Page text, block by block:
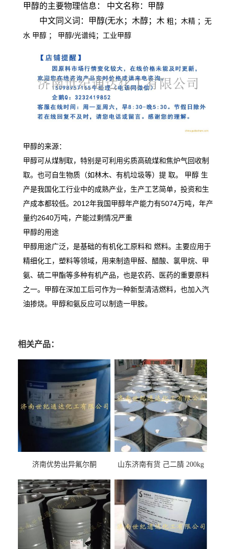
甲醇的主要物理信息： 中文名称：甲醇
中文同义词：甲醇(无水；木醇；木 粗；木精 ；无
水 甲醇 ； 甲醇/光谱纯；工业甲醇
甲醇的来源：
甲醇可从煤制取，特别是可利用劣质高硫煤和焦炉气回收制
取。也可自生物质（如林木、有机垃圾等）提 取。 甲醇 生
产是我国化工行业中的成熟产业，生产工艺简单，投资和生
产成本都较低。2012年我国甲醇年产能力有5074万吨，年产
量约2640万吨，产能过剩情况严重
甲醇的用途
甲醇用途广泛，是基础的有机化工原料和 燃料。主要应用于
精细化工，塑料等领域，用来制造甲醛、醋酸、氯甲烷、甲
氨、硫二甲酯等多种有机产品，也是农药、医药的重要原料
之一。甲醇在深加工后可作为一种新型清洁燃料，也加入汽
油掺烧。甲醇和氨反应可以制造一甲胺。
相关产品：
济南优势出异氟尔酮
山东济南有货 己二腈 200kg